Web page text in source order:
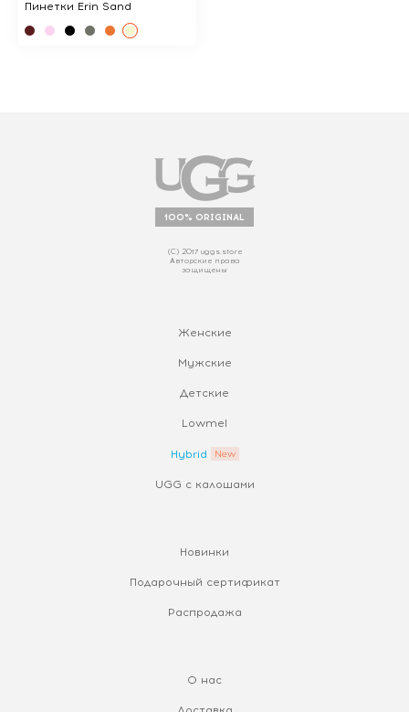
Пинетки Erin Sand
100% ORIGINAL
(С) 2017 uggs.store
Авторские права
защищены
Женские
Мужские
Детские
Lowmel
Hybrid
UGG с калошами
Новинки
Подарочный сертификат
Распродажа
О нас